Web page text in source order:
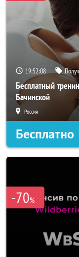
19:52:05
Бесплатный
Бачинской
Россия
Бесплатно
-70%